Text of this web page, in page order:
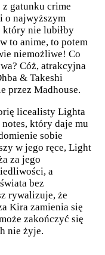
gatunku crime
o najwyższym
który nie lubiłby
to anime, to potem
niemożliwe! Co
Cóż, atrakcyjna
& Takeshi
przez Madhouse.
licealisty Lighta
który daje mu
sobie
w jego ręce, Light
za jego
a
bez
rywalizuje, że
Kira zamienia się
zakończyć się
nie żyje.